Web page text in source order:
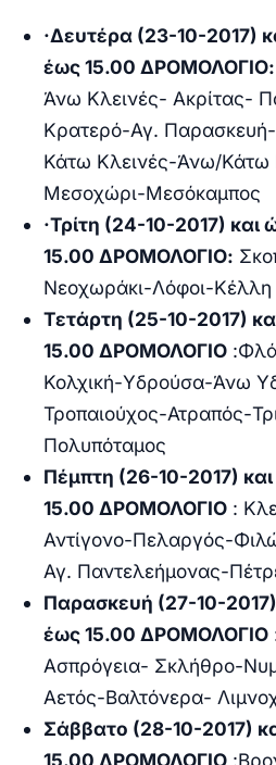
·Δευτέρα (23-10-2017)
έως 15.00 ΔΡΟΜΟΛΟΓΙΟ:
Άνω Κλεινές- Ακρίτας-
Κρατερό-Αγ.
Κάτω Κλεινές-Άνω/Κάτω
Μεσοχώρι-Μεσόκαμπος
·Τρίτη (24-10-2017)
15.00 ΔΡΟΜΟΛΟΓΙΟ:
Νεοχωράκι-Λόφοι-
Τετάρτη (25-10-2017)
15.00 ΔΡΟΜΟΛΟΓΙΟ :
Κολχική-Υδρούσα-Άνω
Τροπαιούχος-Ατραπός-
Πολυπόταμος
Πέμπτη (26-10-2017)
15.00 ΔΡΟΜΟΛΟΓΙΟ :
Αντίγονο-Πελαργός-
Αγ. Παντελεήμονας-
Παρασκευή (27-10-
έως 15.00 ΔΡΟΜΟΛΟΓΙΟ
Ασπρόγεια- Σκλήθρο-
Αετός-Βαλτόνερα-
Σάββατο (28-10-2017)